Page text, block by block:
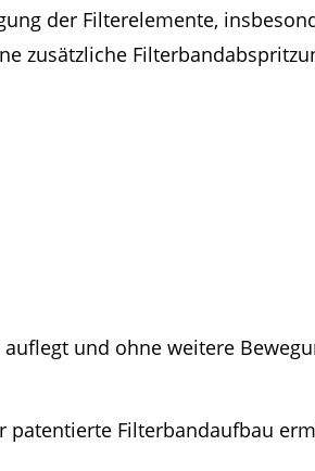
der Filterelemente,
zusätzliche
und ohne weitere
patentierte Filterbandaufbau